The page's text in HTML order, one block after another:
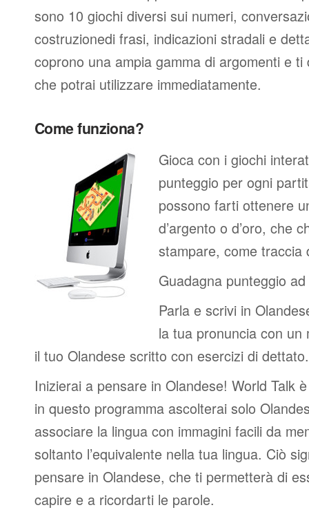
sono 10 giochi diversi sui numeri,
costruzionedi frasi, indicazioni stradali e
coprono una ampia gamma di argomenti e
che potrai utilizzare immediatamente.
Come funziona?
Gioca con i giochi
punteggio per ogni
possono farti ottenere
d’argento o d’oro, che
stampare, come traccia
Guadagna punteggio
Parla e scrivi in
la tua pronuncia con
il tuo Olandese scritto con esercizi di dettato.
Inizierai a pensare in Olandese! World Talk
in questo programma ascolterai solo
associare la lingua con immagini facili da
soltanto l’equivalente nella tua lingua. Ciò
pensare in Olandese, che ti permetterà di
capire e a ricordarti le parole.